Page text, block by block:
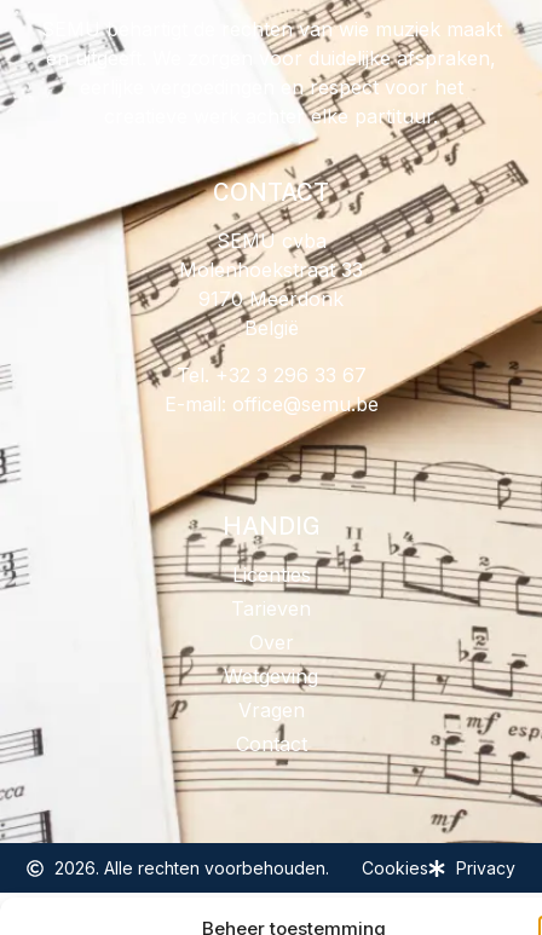
Beheer toestemming
SEMU behartigt de rechten van wie muziek maakt
en uitgeeft. We zorgen voor duidelijke afspraken,
eerlijke vergoedingen en respect voor het
creatieve werk achter elke partituur.
CONTACT
SEMU cvba
Molenhoekstraat 33
9170 Meerdonk
België
Tel. +32 3 296 33 67
E-mail:
eb.umes
@eciffo
HANDIG
Licenties
Tarieven
Over
Wetgeving
Vragen
Contact
2026. Alle rechten voorbehouden. Cookies Privacy